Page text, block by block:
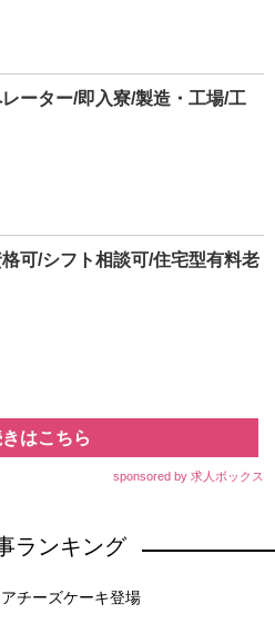
ーター/即入寮/製造・工場/工
可/シフト相談可/住宅型有料老
はこちら
sponsored by 求人ボックス
ランキング
チーズケーキ登場